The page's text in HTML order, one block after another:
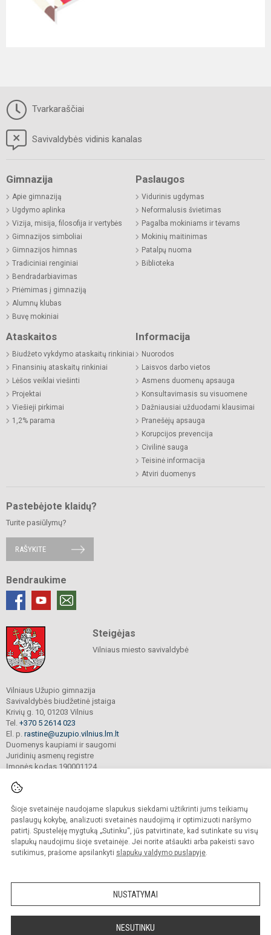
Šioje svetainėje naudojame slapukus siekdami užtikrinti jums teikiamų
paslaugų kokybę, analizuoti svetainės naudojimą ir optimizuoti naršymo
patirtį. Spustelėję mygtuką „Sutinku“, jūs patvirtinate, kad sutinkate su visų
slapukų naudojimu šioje svetainėje. Jei norite atšaukti arba pakeisti savo
sutikimus, prašome apsilankyti slapukų valdymo puslapyje.
NUSTATYMAI
NESUTINKU
Tvarkaraščiai
Savivaldybės vidinis kanalas
Gimnazija
Apie gimnaziją
Ugdymo aplinka
Vizija, misija, filosofija ir vertybės
Gimnazijos simboliai
Gimnazijos himnas
Tradiciniai renginiai
Bendradarbiavimas
Priėmimas į gimnaziją
Alumnų klubas
Buvę mokiniai
Paslaugos
Vidurinis ugdymas
Neformalusis švietimas
Pagalba mokiniams ir tėvams
Mokinių maitinimas
Patalpų nuoma
Biblioteka
Ataskaitos
Biudžeto vykdymo ataskaitų rinkiniai
Finansinių ataskaitų rinkiniai
Lėšos veiklai viešinti
Projektai
Viešieji pirkimai
1,2% parama
Informacija
Nuorodos
Laisvos darbo vietos
Asmens duomenų apsauga
Konsultavimasis su visuomene
Dažniausiai užduodami klausimai
Pranešėjų apsauga
Korupcijos prevencija
Civilinė sauga
Teisinė informacija
Atviri duomenys
Pastebėjote klaidų?
Turite pasiūlymų?
RAŠYKITE
Bendraukime
Steigėjas
Vilniaus miesto savivaldybė
Vilniaus Užupio gimnazija
Savivaldybės biudžetinė įstaiga
Krivių g. 10, 01203 Vilnius
Tel. +370 5 2614 023
El. p. rastine@uzupio.vilnius.lm.lt
Duomenys kaupiami ir saugomi
Juridinių asmenų registre
Įmonės kodas 190001124
© 2025. Vilniaus Užupio gimnazija. Visos teisės saugomos.
Kopijuoti turinį be raštiško įstaigos administracijos sutikimo griežtai draudžiama.
Prieinamumo paraiška Slapukų valdymas
Sumanus būdas atnaujinti